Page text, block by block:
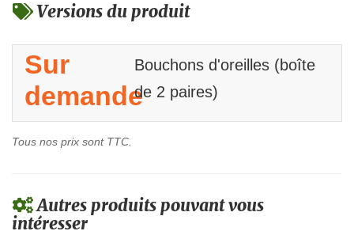
Versions du produit
Sur
demande
Bouchons d'oreilles (boîte
de 2 paires)
Tous nos prix sont TTC.
Autres produits pouvant vous
intéresser